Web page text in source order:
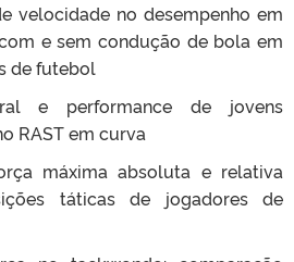
velocidade no desempenho em
e sem condução de bola em
de futebol
e performance de jovens
RAST em curva
máxima absoluta e relativa
táticas de jogadores de